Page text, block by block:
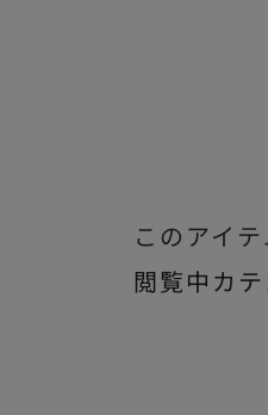
このアイ
閲覧中カ